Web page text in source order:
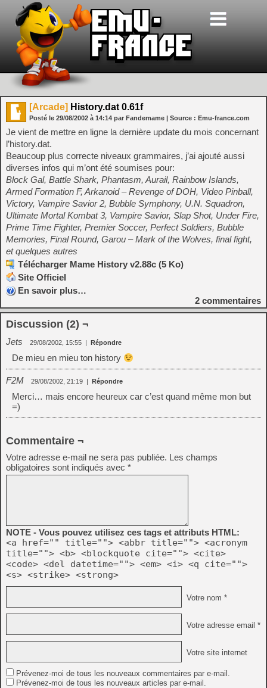
[Arcade] History.dat 0.61f
Posté le 29/08/2002 à 14:14 par Fandemame | Source : Emu-france.com
Je vient de mettre en ligne la dernière update du mois concernant
l’history.dat.
Beaucoup plus correcte niveaux grammaires, j’ai ajouté aussi
diverses infos qui m’ont été soumises pour:
Block Gal, Battle Shark, Phantasm, Aurail, Rainbow Islands,
Armed Formation F, Arkanoid – Revenge of DOH, Video Pinball,
Victory, Vampire Savior 2, Bubble Symphony, U.N. Squadron,
Ultimate Mortal Kombat 3, Vampire Savior, Slap Shot, Under Fire,
Prime Time Fighter, Premier Soccer, Perfect Soldiers, Bubble
Memories, Final Round, Garou – Mark of the Wolves, final fight,
et quelques autres
Télécharger Mame History v2.88c (5 Ko)
Site Officiel
En savoir plus…
2 commentaires
Discussion (2) ¬
Jets 29/08/2002, 15:55 | Répondre
De mieu en mieu ton history
F2M 29/08/2002, 21:19 | Répondre
Merci… mais encore heureux car c’est quand même mon but
=)
Commentaire ¬
Votre adresse e-mail ne sera pas publiée. Les champs
obligatoires sont indiqués avec *
NOTE - Vous pouvez utilisez ces tags et attributs HTML:
<a href="" title=""> <abbr title=""> <acronym
title=""> <b> <blockquote cite=""> <cite>
<code> <del datetime=""> <em> <i> <q cite="">
<s> <strike> <strong>
Votre nom *
Votre adresse email *
Votre site internet
Prévenez-moi de tous les nouveaux commentaires par e-mail.
Prévenez-moi de tous les nouveaux articles par e-mail.